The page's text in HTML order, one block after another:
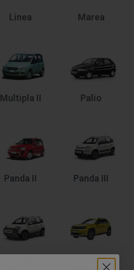
Linea Marea
Multipla II Palio
Panda II Panda III
Grande